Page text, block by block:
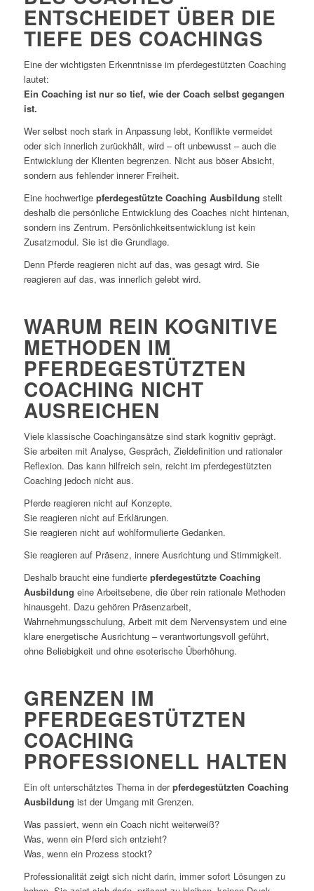
ENTSCHEIDET ÜBER DIE
TIEFE DES COACHINGS
Eine der wichtigsten Erkenntnisse im pferdegestützten Coaching
lautet:
Ein Coaching ist nur so tief, wie der Coach selbst gegangen
ist.
Wer selbst noch stark in Anpassung lebt, Konflikte vermeidet
oder sich innerlich zurückhält, wird – oft unbewusst – auch die
Entwicklung der Klienten begrenzen. Nicht aus böser Absicht,
sondern aus fehlender innerer Freiheit.
Eine hochwertige pferdegestützte Coaching Ausbildung stellt
deshalb die persönliche Entwicklung des Coaches nicht hintenan,
sondern ins Zentrum. Persönlichkeitsentwicklung ist kein
Zusatzmodul. Sie ist die Grundlage.
Denn Pferde reagieren nicht auf das, was gesagt wird. Sie
reagieren auf das, was innerlich gelebt wird.
WARUM REIN KOGNITIVE
METHODEN IM
PFERDEGESTÜTZTEN
COACHING NICHT
AUSREICHEN
Viele klassische Coachingansätze sind stark kognitiv geprägt.
Sie arbeiten mit Analyse, Gespräch, Zieldefinition und rationaler
Reflexion. Das kann hilfreich sein, reicht im pferdegestützten
Coaching jedoch nicht aus.
Pferde reagieren nicht auf Konzepte.
Sie reagieren nicht auf Erklärungen.
Sie reagieren nicht auf wohlformulierte Gedanken.
Sie reagieren auf Präsenz, innere Ausrichtung und Stimmigkeit.
Deshalb braucht eine fundierte pferdegestützte Coaching
Ausbildung eine Arbeitsebene, die über rein rationale Methoden
hinausgeht. Dazu gehören Präsenzarbeit,
Wahrnehmungsschulung, Arbeit mit dem Nervensystem und eine
klare energetische Ausrichtung – verantwortungsvoll geführt,
ohne Beliebigkeit und ohne esoterische Überhöhung.
GRENZEN IM
PFERDEGESTÜTZTEN
COACHING
PROFESSIONELL HALTEN
Ein oft unterschätztes Thema in derpferdegestützten Coaching
Ausbildung ist der Umgang mit Grenzen.
Was passiert, wenn ein Coach nicht weiterweiß?
Was, wenn ein Pferd sich entzieht?
Was, wenn ein Prozess stockt?
Professionalität zeigt sich nicht darin, immer sofort Lösungen zu